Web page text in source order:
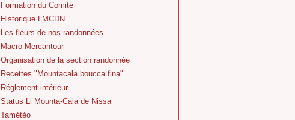
Formation du Comité
Historique LMCDN
Les fleurs de nos randonnées
Macro Mercantour
Organisation de la section randonnée
Recettes "Mountacala boucca fina"
Réglement intérieur
Status Li Mounta-Cala de Nissa
Tamétéo